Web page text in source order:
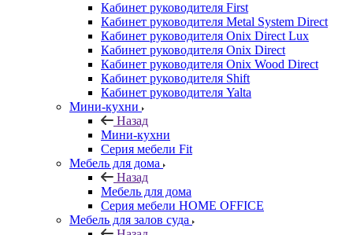
Кабинет руководителя First
Кабинет руководителя Metal System Direct
Кабинет руководителя Onix Direct Lux
Кабинет руководителя Onix Direct
Кабинет руководителя Onix Wood Direct
Кабинет руководителя Shift
Кабинет руководителя Yalta
Мини-кухни
Назад
Мини-кухни
Серия мебели Fit
Мебель для дома
Назад
Мебель для дома
Серия мебели HOME OFFICE
Мебель для залов суда